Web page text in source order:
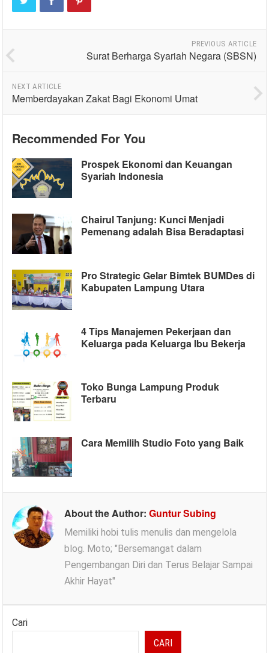
PREVIOUS ARTICLE
Surat Berharga Syariah Negara (SBSN)
NEXT ARTICLE
Memberdayakan Zakat Bagi Ekonomi Umat
Recommended For You
Prospek Ekonomi dan Keuangan
Syariah Indonesia
Chairul Tanjung: Kunci Menjadi
Pemenang adalah Bisa Beradaptasi
Pro Strategic Gelar Bimtek BUMDes di
Kabupaten Lampung Utara
4 Tips Manajemen Pekerjaan dan
Keluarga pada Keluarga Ibu Bekerja
Toko Bunga Lampung Produk
Terbaru
Cara Memilih Studio Foto yang Baik
About the Author:Guntur Subing
Memiliki hobi tulis menulis dan mengelola
blog. Moto; "Bersemangat dalam
Pengembangan Diri dan Terus Belajar Sampai
Akhir Hayat"
Cari
CARI